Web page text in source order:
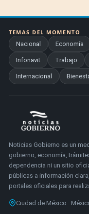
TEMAS DEL MOMENTO
Nacional
Economía
Infonavit Trabajo
Internacional
Noticias Gobierno es un
gobierno, economía,
dependencia ni un sitio
públicas a información
portales oficiales para
Ciudad de México ·